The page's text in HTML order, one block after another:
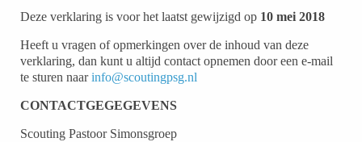
Deze verklaring is voor het laatst gewijzigd op 10 mei 2018
Heeft u vragen of opmerkingen over de inhoud van deze
verklaring, dan kunt u altijd contact opnemen door een e-mail
te sturen naarinfo@scoutingpsg.nl
CONTACTGEGEGEVENS
Scouting Pastoor Simonsgroep